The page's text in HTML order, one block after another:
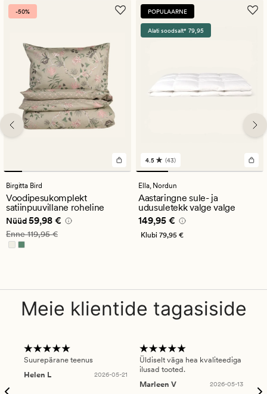
-50%
Birgitta Bird
Voodipesukomplekt
satiinpuuvillane roheline
Nåværende pris_ee
Nüüd59,98 €
Vanlig pris_ee
Enne119,95 €
POPULAARNE
Alati soodsalt* 79,95
43
arvustust
keskmise
hinnanguga
4.5
4.5 (43)
Ella, Nordun
Aastaringne sule- ja
udusuletekk valge valge
Pris_ee 149,95 €
149,95 €
Klubi 79,95 €
Meie klientide tagasiside
Suurepärane teenus
Helen L
2026-05-21
Üldiselt väga hea kvaliteediga
ilusad tooted.
Marleen V
2026-05-13